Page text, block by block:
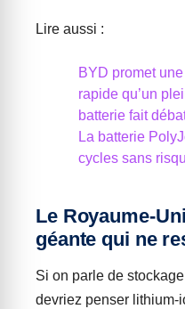
Lire aussi :
BYD promet
rapide qu’un
batterie fait
La batterie
cycles sans
Le Royaume-
géante qui ne
Si on parle de
devriez penser lithium-